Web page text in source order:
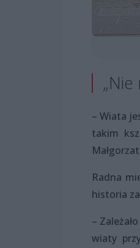
– Wiata
takim
Radna
historia
–
wiaty